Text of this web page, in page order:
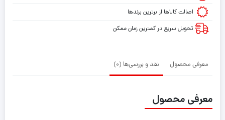
چرمی
خارجی
اصالت کالاها از برترین برندها
تحویل سریع در کمترین زمان ممکن
معرفی محصول نقد و بررسی‌ها (0)
معرفی محصول